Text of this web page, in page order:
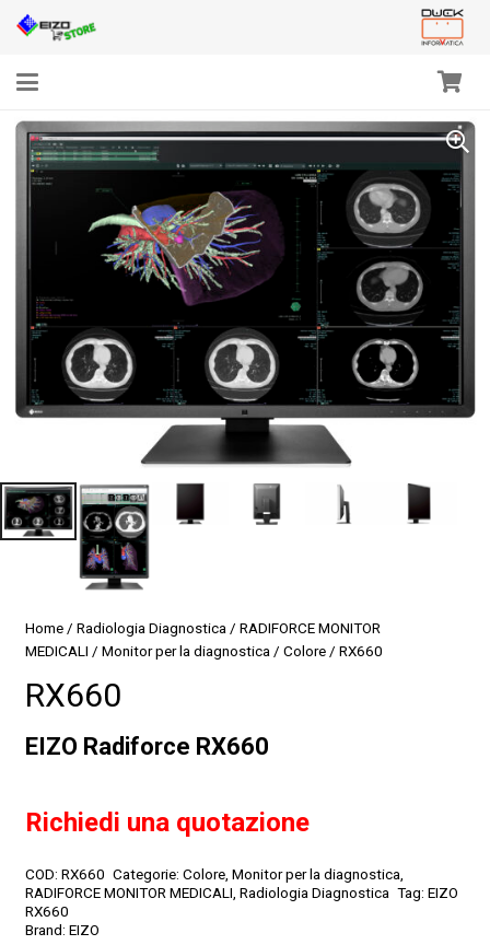
Home/ Radiologia Diagnostica / RADIFORCE MONITOR
MEDICALI / Monitor per la diagnostica / Colore/ RX660
RX660
EIZO Radiforce RX660
Richiedi una quotazione
COD: RX660 Categorie: Colore Monitor per la diagnostica
RADIFORCE MONITOR MEDICALI Radiologia Diagnostica Tag: EIZO
RX660
Brand: EIZO